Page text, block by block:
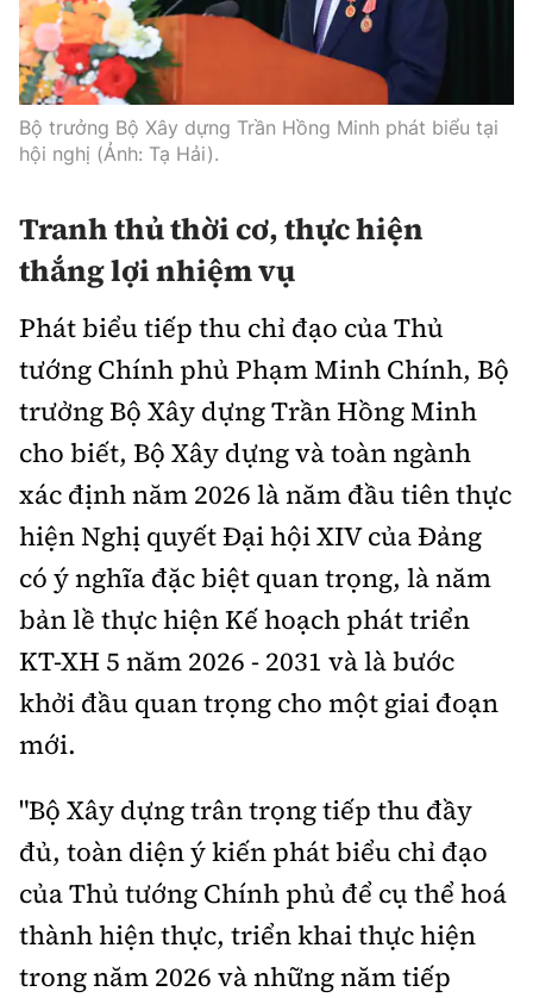
Bộ trưởng Bộ Xây dựng Trần Hồng Minh phát biểu tại
hội nghị (Ảnh: Tạ Hải).
Tranh thủ thời cơ, thực hiện
thắng lợi nhiệm vụ
Phát biểu tiếp thu chỉ đạo của Thủ
tướng Chính phủ Phạm Minh Chính, Bộ
trưởng Bộ Xây dựng Trần Hồng Minh
cho biết, Bộ Xây dựng và toàn ngành
xác định năm 2026 là năm đầu tiên thực
hiện Nghị quyết Đại hội XIV của Đảng
có ý nghĩa đặc biệt quan trọng, là năm
bản lề thực hiện Kế hoạch phát triển
KT-XH 5 năm 2026 - 2031 và là bước
khởi đầu quan trọng cho một giai đoạn
mới.
"Bộ Xây dựng trân trọng tiếp thu đầy
đủ, toàn diện ý kiến phát biểu chỉ đạo
của Thủ tướng Chính phủ để cụ thể hoá
thành hiện thực, triển khai thực hiện
trong năm 2026 và những năm tiếp